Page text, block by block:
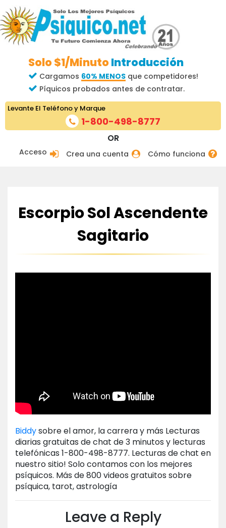
Solo $1/MinutoIntroducción
Cargamos 60% MENOSque competidores!
Píquicos probados antes de contratar.
Acceso Crea una cuenta Cómo funciona
OR
Levante El Teléfono y Marque
1-800-498-8777
Escorpio Sol Ascendente
Sagitario
Biddysobre el amor, la carrera y más Lecturas
diarias gratuitas de chat de 3 minutos y lecturas
telefónicas 1-800-498-8777. Lecturas de chat en
nuestro sitio! Solo contamos con los mejores
psíquicos. Más de 800 videos gratuitos sobre
psíquica, tarot, astrología
Leave a Reply